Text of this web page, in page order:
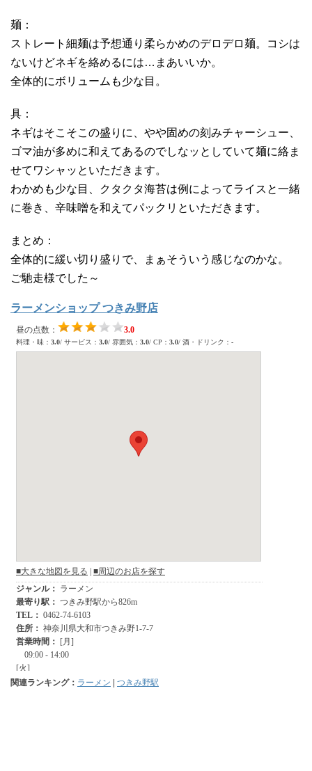
麺：
ストレート細麺は予想通り柔らかめのデロデロ麺。コシは
ないけどネギを絡めるには…まあいいか。
全体的にボリュームも少な目。
具：
ネギはそこそこの盛りに、やや固めの刻みチャーシュー、
ゴマ油が多めに和えてあるのでしなッとしていて麺に絡ま
せてワシャッといただきます。
わかめも少な目、クタクタ海苔は例によってライスと一緒
に巻き、辛味噌を和えてパックリといただきます。
まとめ：
全体的に緩い切り盛りで、まぁそういう感じなのかな。
ご馳走様でした～
ラーメンショップ つきみ野店
関連ランキング： ラーメン つきみ野駅